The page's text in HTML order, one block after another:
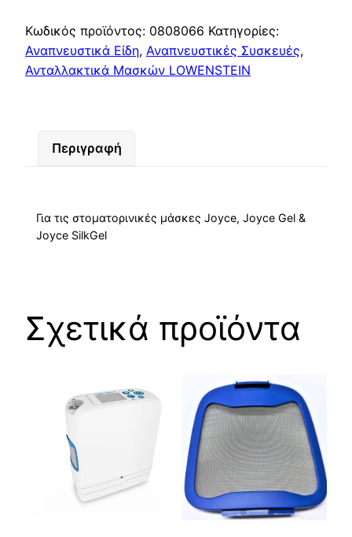
Κωδικός προϊόντος: 0808066 Κατηγορίες:
Αναπνευστικά Είδη, Αναπνευστικές Συσκευές,
Ανταλλακτικά Μασκών LOWENSTEIN
Περιγραφή
Για τις στοματορινικές μάσκες Joyce, Joyce Gel &
Joyce SilkGel
Σχετικά προϊόντα